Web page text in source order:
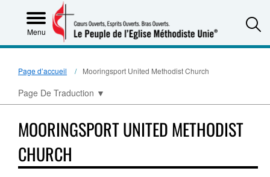
Menu
Page d’accueil Mooringsport United Methodist Church
Page De Traduction ▼
MOORINGSPORT UNITED METHODIST
CHURCH